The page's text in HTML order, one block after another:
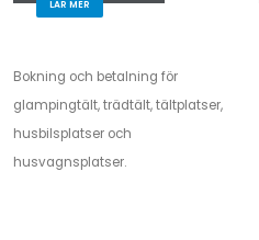
LÄR MER
Bokning och betalning för
glampingtält, trädtält, tältplatser,
husbilsplatser och
husvagnsplatser.